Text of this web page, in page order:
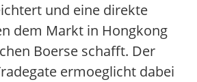
und eine direkte
dem Markt in Hongkong
Boerse schafft. Der
ermoeglicht dabei